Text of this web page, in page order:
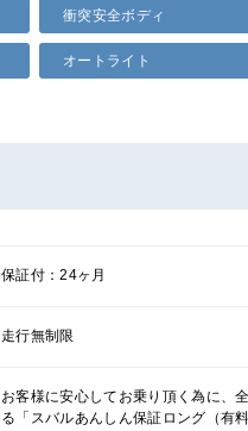
衝突安全ボディ
オートライト
保証付：24ヶ月
走行無制限
お客様に安心してお乗り頂く為に、
る「スバルあんしん保証ロング（有